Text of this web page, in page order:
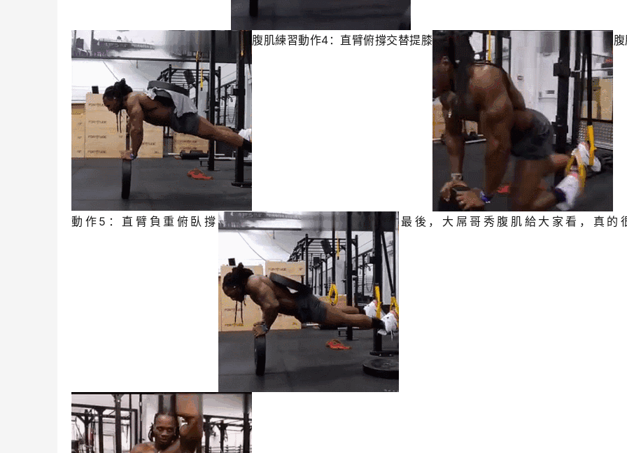
腹肌練習動作4：直臂俯撐交替提膝
動作5：直臂負重俯臥撐 最後，大屌哥秀腹肌給大家看，真的